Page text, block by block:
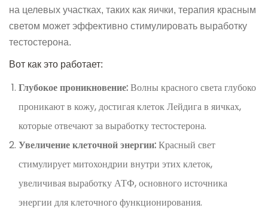
на целевых участках, таких как яички, терапия красным
светом может эффективно стимулировать выработку
тестостерона.
Вот как это работает:
Глубокое проникновение:Волны красного света глубоко
проникают в кожу, достигая клеток Лейдига в яичках,
которые отвечают за выработку тестостерона.
Увеличение клеточной энергии:Красный свет
стимулирует митохондрии внутри этих клеток,
увеличивая выработку АТФ, основного источника
энергии для клеточного функционирования.